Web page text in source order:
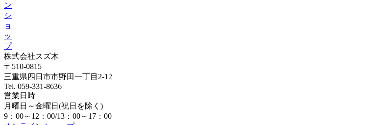
ン
シ
ョ
ッ
プ
株式会社スズ木
〒510-0815
三重県四日市市野田一丁目2-12
Tel. 059-331-8636
営業日時
月曜日～金曜日(祝日を除く)
9：00～12：00/13：00～17：00